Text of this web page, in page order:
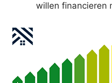
willen financieren